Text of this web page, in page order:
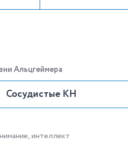
Альцгеймера
Сосудистые КН
интеллект